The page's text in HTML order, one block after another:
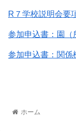
R７学校説明会要
参加申込書：園（
参加申込書：関係
ホーム